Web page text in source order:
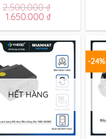
2.500.000₫
Giá
là:
2.500.000 ₫.
1.650.000 ₫Giá
tại
là:
1.650.000 ₫.
HẾT HÀNG
-24%